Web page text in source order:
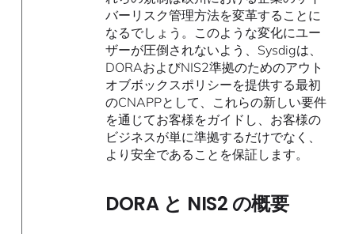
バーリスク管理方法を変革することに
なるでしょう。このような変化にユー
ザーが圧倒されないよう、Sysdigは、
DORAおよびNIS2準拠のためのアウト
オブボックスポリシーを提供する最初
のCNAPPとして、これらの新しい要件
を通じてお客様をガイドし、お客様の
ビジネスが単に準拠するだけでなく、
より安全であることを保証します。
DORA と NIS2 の概要